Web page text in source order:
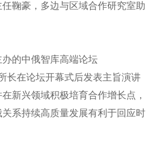
鞠豪，多边与区域合作研究室助
的中俄智库高端论坛
长在论坛开幕式后发表主旨演讲
新兴领域积极培育合作增长点，
系持续高质量发展有利于回应时